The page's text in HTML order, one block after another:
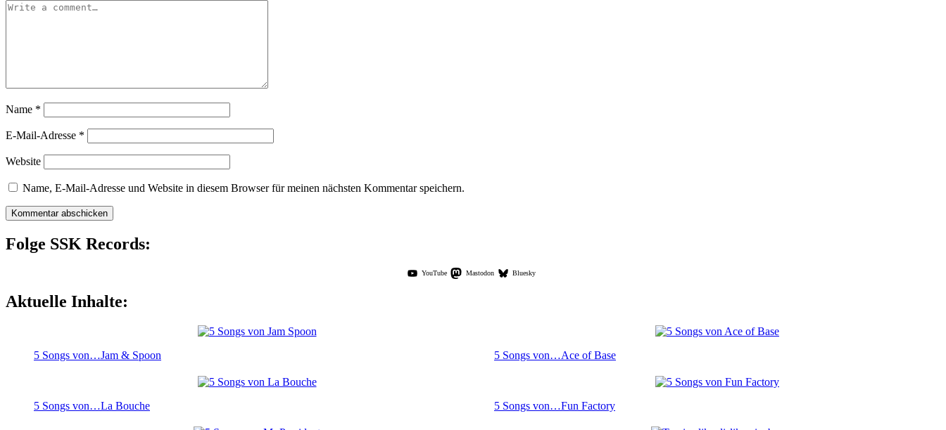
Name *
E-Mail-Adresse *
Website
Name, E-Mail-Adresse und Website in diesem Browser für meinen nächsten Kommentar speichern.
Folge SSK Records:
YouTube Mastodon Bluesky
Aktuelle Inhalte:
5 Songs von…Jam & Spoon 5 Songs von…Ace of Base
5 Songs von…La Bouche 5 Songs von…Fun Factory